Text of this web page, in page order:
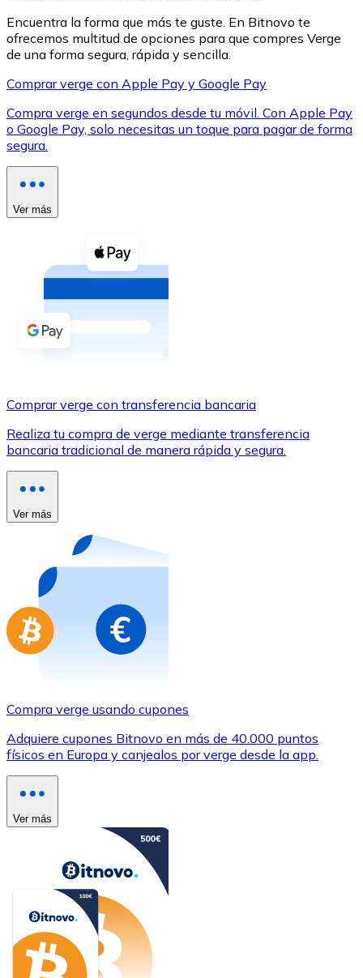
XRP
XRP
Ver todo
Compra criptomonedas con efectivo en tu tienda más
Comprar con efectivo
Transferencia SEPA
Utiliza tarjetas Visa y Mastercard para comprar
Comprar con tarjeta
Compra tarjetas regalo de tus marcas favoritas con
Ir a la tienda de tarjetas regalo
Encuentra la forma que más te guste. En Bitnovo te
ofrecemos multitud de opciones para que compres Verge
de una forma segura, rápida y sencilla.
Comprar verge con Apple Pay y Google Pay
Compra verge en segundos desde tu móvil. Con Apple Pay
o Google Pay, solo necesitas un toque para pagar de forma
segura.
Ver más
Comprar verge con transferencia bancaria
Realiza tu compra de verge mediante transferencia
bancaria tradicional de manera rápida y segura.
Ver más
Compra verge usando cupones
Adquiere cupones Bitnovo en más de 40.000 puntos
físicos en Europa y canjealos por verge desde la app.
Ver más